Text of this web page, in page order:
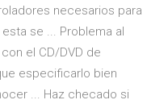
necesarios para
se ... Problema al
el CD/DVD de
especificarlo bien
... Haz checado si